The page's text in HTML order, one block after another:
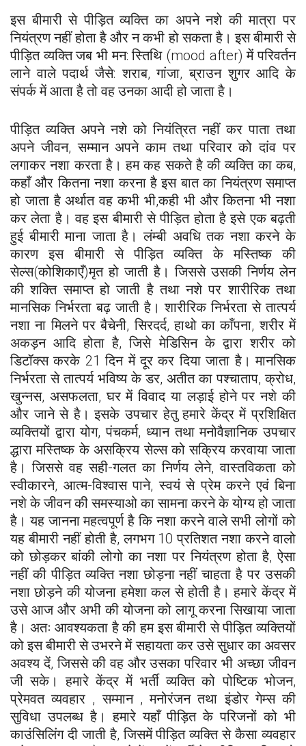
इस बीमारी से पीड़ित व्यक्ति का अपने नशे की मात्रा पर
नियंत्रण नहीं होता है और न कभी हो सकता है। इस बीमारी से
पीड़ित व्यक्ति जब भी मन: स्तिथि (mood after) में परिवर्तन
लाने वाले पदार्थ जैसे: शराब, गांजा, ब्राउन शुगर आदि के
संपर्क में आता है तो वह उनका आदी हो जाता है।
पीड़ित व्यक्ति अपने नशे को नियंत्रित नहीं कर पाता तथा
अपने जीवन, सम्मान अपने काम तथा परिवार को दांव पर
लगाकर नशा करता है। हम कह सकते है की व्यक्ति का कब,
कहाँ और कितना नशा करना है इस बात का नियंत्रण समाप्त
हो जाता है अर्थात वह कभी भी,कही भी और कितना भी नशा
कर लेता है। वह इस बीमारी से पीड़ित होता है इसे एक बढ़ती
हुई बीमारी माना जाता है। लंम्बी अवधि तक नशा करने के
कारण इस बीमारी से पीड़ित व्यक्ति के मस्तिष्क की
सेल्स(कोशिकाएँ)मृत हो जाती है। जिससे उसकी निर्णय लेन
की शक्ति समाप्त हो जाती है तथा नशे पर शारीरिक तथा
मानसिक निर्भरता बढ़ जाती है। शारीरिक निर्भरता से तात्पर्य
नशा ना मिलने पर बैचेनी, सिरदर्द, हाथो का काँपना, शरीर में
अकड़न आदि होता है, जिसे मेडिसिन के द्वारा शरीर को
डिटॉक्स करके 21 दिन में दूर कर दिया जाता है। मानसिक
निर्भरता से तात्पर्य भविष्य के डर, अतीत का पश्चाताप, क्रोध,
खुन्नस, असफलता, घर में विवाद या लड़ाई होने पर नशे की
और जाने से है। इसके उपचार हेतु हमारे केंद्र में प्रशिक्षित
व्यक्तियों द्वारा योग, पंचकर्म, ध्यान तथा मनोवैज्ञानिक उपचार
द्धारा मस्तिष्क के असक्रिय सेल्स को सक्रिय करवाया जाता
है। जिससे वह सही-गलत का निर्णय लेने, वास्तविकता को
स्वीकारने, आत्म-विश्वास पाने, स्वयं से प्रेम करने एवं बिना
नशे के जीवन की समस्याओ का सामना करने के योग्य हो जाता
है। यह जानना महत्वपूर्ण है कि नशा करने वाले सभी लोगों को
यह बीमारी नहीं होती है, लगभग 10 प्रतिशत नशा करने वालो
को छोड़कर बांकी लोगो का नशा पर नियंत्रण होता है, ऐसा
नहीं की पीड़ित व्यक्ति नशा छोड़ना नहीं चाहता है पर उसकी
नशा छोड़ने की योजना हमेशा कल से होती है। हमारे केंद्र में
उसे आज और अभी की योजना को लागू करना सिखाया जाता
है। अतः आवश्यकता है की हम इस बीमारी से पीड़ित व्यक्तियों
को इस बीमारी से उभरने में सहायता कर उसे सुधार का अवसर
अवश्य दें, जिससे की वह और उसका परिवार भी अच्छा जीवन
जी सके। हमारे केंद्र में भर्ती व्यक्ति को पोष्टिक भोजन,
प्रेमवत व्यवहार , सम्मान , मनोरंजन तथा इंडोर गेम्स की
सुविधा उपलब्ध है। हमारे यहाँ पीड़ित के परिजनों को भी
काउंसिलिंग दी जाती है, जिसमें पीड़ित व्यक्ति से कैसा व्यवहार